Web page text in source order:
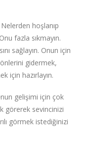
hoşlanıp
fazla sıkmayın.
sağlayın. Onun için
gidermek,
için hazırlayın.
gelişimi için çok
görerek sevincinizi
görmek istediğinizi